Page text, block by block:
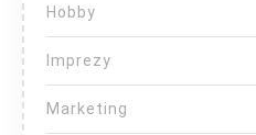
Hobby
Imprezy
Marketing